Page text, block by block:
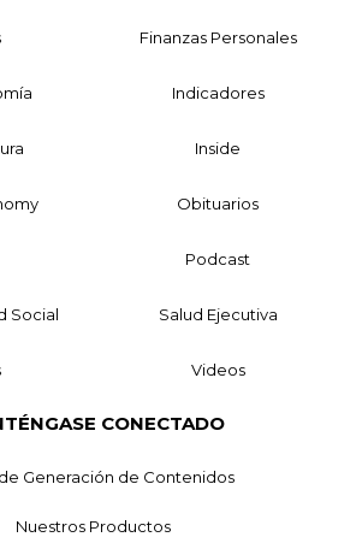
Finanzas Personales
Indicadores
Inside
Obituarios
Podcast
Social Salud Ejecutiva
Videos
CONECTADO
Generación de Contenidos
Nuestros Productos